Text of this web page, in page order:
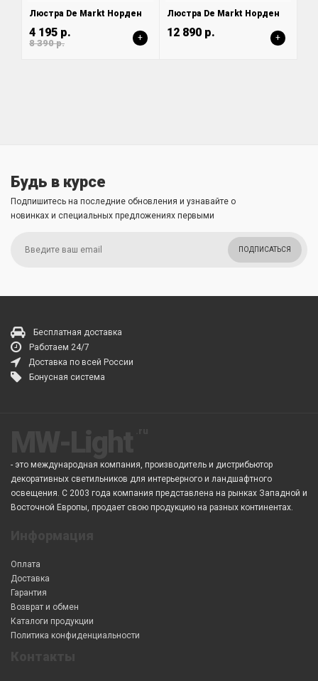
Люстра De Markt Норден
4 195 р.
8 390 р. +
Люстра De Markt Норден
12 890 р. +
Будь в курсе
Подпишитесь на последние обновления и узнавайте о
новинках и специальных предложениях первыми
ПОДПИСАТЬСЯ
Бесплатная доставка
Работаем 24/7
Доставка по всей России
Бонусная система
- это международная компания, производитель и дистрибьютор
декоративных светильников для интерьерного и ландшафтного
освещения. С 2003 года компания представлена на рынках Западной и
Восточной Европы, продает свою продукцию на разных континентах.
Оплата
Доставка
Гарантия
Возврат и обмен
Каталоги продукции
Политика конфиденциальности